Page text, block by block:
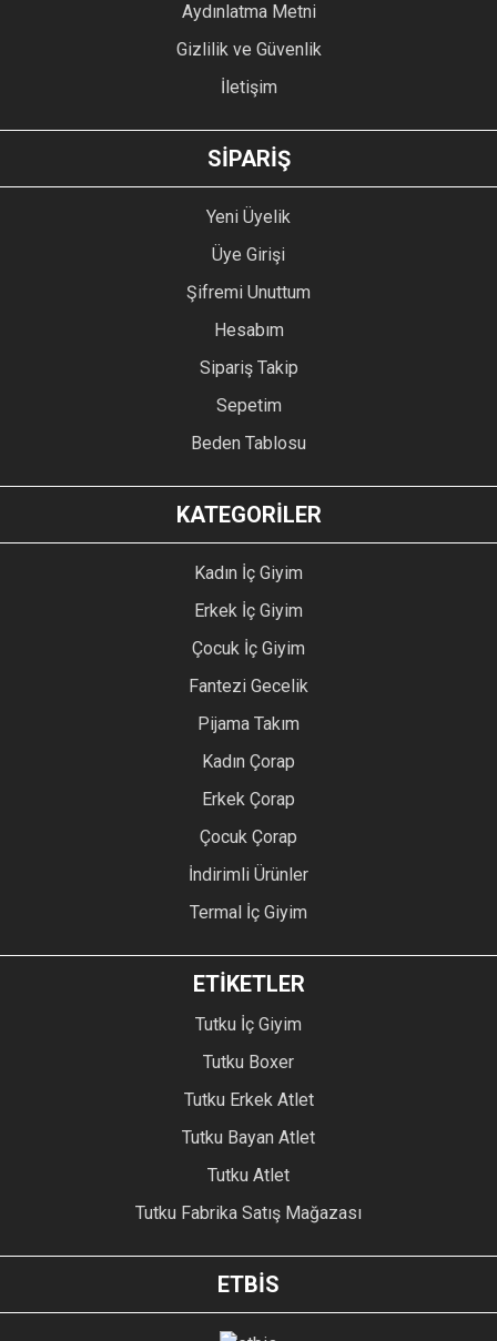
GÖNDER
Aydınlatma Metni
Gizlilik ve Güvenlik
İletişim
SİPARİŞ
Yeni Üyelik
Üye Girişi
Şifremi Unuttum
Hesabım
Sipariş Takip
Sepetim
Beden Tablosu
KATEGORİLER
Kadın İç Giyim
Erkek İç Giyim
Çocuk İç Giyim
Fantezi Gecelik
Pijama Takım
Kadın Çorap
Erkek Çorap
Çocuk Çorap
İndirimli Ürünler
Termal İç Giyim
ETİKETLER
Tutku İç Giyim
Tutku Boxer
Tutku Erkek Atlet
Tutku Bayan Atlet
Tutku Atlet
Tutku Fabrika Satış Mağazası
ETBİS